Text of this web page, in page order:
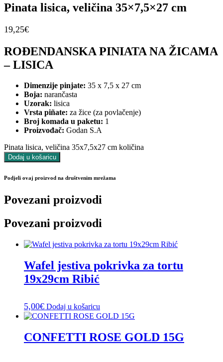
Pinata lisica, veličina 35×7,5×27 cm
19,25€
ROĐENDANSKA PINIATA NA ŽICAMA
– LISICA
Dimenzije pinjate: 35 x 7,5 x 27 cm
Boja: narančasta
Uzorak: lisica
Vrsta piñate: za žice (za povlačenje)
Broj komada u paketu: 1
Proizvođač: Godan S.A
Pinata lisica, veličina 35x7,5x27 cm količina
Dodaj u košaricu
Podjeli ovaj proizvod na društvenim mrežama
Povezani proizvodi
Povezani proizvodi
Wafel jestiva pokrivka za tortu
19x29cm Ribić
5,00€ Dodaj u košaricu
CONFETTI ROSE GOLD 15G